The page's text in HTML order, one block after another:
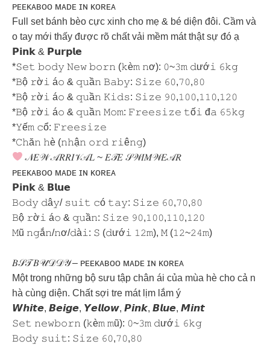
ᴘᴇᴇᴋᴀʙᴏᴏ ᴍᴀᴅᴇ ɪɴ ᴋᴏʀᴇᴀ
Full set bánh bèo cực xinh cho mẹ & bé diện đôi. Cầm và
o tay mới thấy được rõ chất vải mềm mát thật sự đó ạ
𝗣𝗶𝗻𝗸 & 𝗣𝘂𝗿𝗽𝗹𝗲
*𝚂𝚎𝚝 𝚋𝚘𝚍𝚢 𝙽𝚎𝚠 𝚋𝚘𝚛𝚗 (𝚔è𝚖 𝚗ơ): 𝟶~𝟹𝚖 𝚍ướ𝚒 𝟼𝚔𝚐
*𝙱ộ 𝚛ờ𝚒 á𝚘 & 𝚚𝚞ầ𝚗 𝙱𝚊𝚋𝚢: 𝚂𝚒𝚣𝚎 𝟼𝟶,𝟽𝟶,𝟾𝟶
*𝙱ộ 𝚛ờ𝚒 á𝚘 & 𝚚𝚞ầ𝚗 𝙺𝚒𝚍𝚜: 𝚂𝚒𝚣𝚎 𝟿𝟶,𝟷𝟶𝟶,𝟷𝟷𝟶,𝟷𝟸𝟶
*𝙱ộ 𝚛ờ𝚒 á𝚘 & 𝚚𝚞ầ𝚗 𝙼𝚘𝚖: 𝙵𝚛𝚎𝚎𝚜𝚒𝚣𝚎 𝚝ố𝚒 đ𝚊 𝟼𝟻𝚔𝚐
*𝚈ế𝚖 𝚌ổ: 𝙵𝚛𝚎𝚎𝚜𝚒𝚣𝚎
*𝙲𝚑ă𝚗 𝚑è (𝚗𝚑ậ𝚗 𝚘𝚛𝚍 𝚛𝚒ê𝚗𝚐)
𝒩𝐸𝒲 𝒜𝑅𝑅𝐼𝒱𝒜𝐿 ~ 𝐸𝒯𝐸 𝒮𝒲𝐼𝑀𝒲𝐸𝒜𝑅
ᴘᴇᴇᴋᴀʙᴏᴏ ᴍᴀᴅᴇ ɪɴ ᴋᴏʀᴇᴀ
𝗣𝗶𝗻𝗸 & 𝗕𝗹𝘂𝗲
𝙱𝚘𝚍𝚢 𝚍â𝚢/ 𝚜𝚞𝚒𝚝 𝚌ó 𝚝𝚊𝚢: 𝚂𝚒𝚣𝚎 𝟼𝟶,𝟽𝟶,𝟾𝟶
𝙱ộ 𝚛ờ𝚒 á𝚘 & 𝚚𝚞ầ𝚗: 𝚂𝚒𝚣𝚎 𝟿𝟶,𝟷𝟶𝟶,𝟷𝟷𝟶,𝟷𝟸𝟶
𝙼ũ 𝚗𝚐ắ𝚗/𝚗ơ/𝚍à𝚒: 𝚂 (𝚍ướ𝚒 𝟷𝟸𝚖), 𝙼 (𝟷𝟸~𝟸𝟺𝚖)
𝐵𝒮𝒯 𝐵𝒰𝒟𝒟𝒴 – ᴘᴇᴇᴋᴀʙᴏᴏ ᴍᴀᴅᴇ ɪɴ ᴋᴏʀᴇᴀ
Một trong những bộ sưu tập chân ái của mùa hè cho cả n
hà cùng diện. Chất sợi tre mát lịm lắm ý
𝙒𝙝𝙞𝙩𝙚, 𝘽𝙚𝙞𝙜𝙚, 𝙔𝙚𝙡𝙡𝙤𝙬, 𝙋𝙞𝙣𝙠, 𝘽𝙡𝙪𝙚, 𝙈𝙞𝙣𝙩
𝚂𝚎𝚝 𝚗𝚎𝚠𝚋𝚘𝚛𝚗 (𝚔è𝚖 𝚖ũ): 𝟶~𝟹𝚖 𝚍ướ𝚒 𝟼𝚔𝚐
𝙱𝚘𝚍𝚢 𝚜𝚞𝚒𝚝: 𝚂𝚒𝚣𝚎 𝟼𝟶,𝟽𝟶,𝟾𝟶